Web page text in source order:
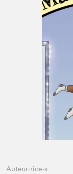
Espace
Auteur·rice·s